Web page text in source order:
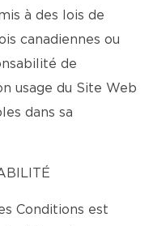
à des lois de
canadiennes ou
de
usage du Site Web
dans sa
Conditions est